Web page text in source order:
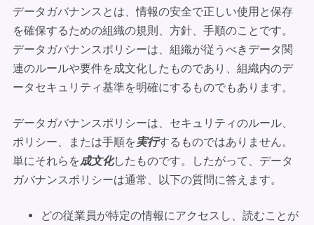
データガバナンスとは、情報の安全で正しい使用と保存
を確保するための組織の規則、方針、手順のことです。
データガバナンスポリシーは、組織が従うべきデータ関
連のルールや要件を成文化したものであり、組織内のデ
ータセキュリティ基準を明確にするものでもあります。
データガバナンスポリシーは、セキュリティのルール、
ポリシー、または手順を実行するものではありません。
単にそれらを成文化したものです。したがって、データ
ガバナンスポリシーは通常、以下の質問に答えます。
どの従業員が特定の情報にアクセスし、読むことが